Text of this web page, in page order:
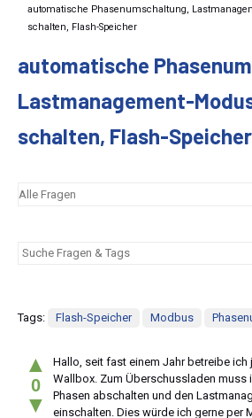
automatische Phasenumschaltung,
schalten, Flash-Speicher
automatische
Lastmanagement-
schalten, Flash-Speicher
Tags: Flash-Speicher Modbus
▲
0
▼
Hallo, seit fast einem Jahr betreibe
Wallbox. Zum Überschussladen muss
Phasen abschalten und den
einschalten. Dies würde ich gerne per